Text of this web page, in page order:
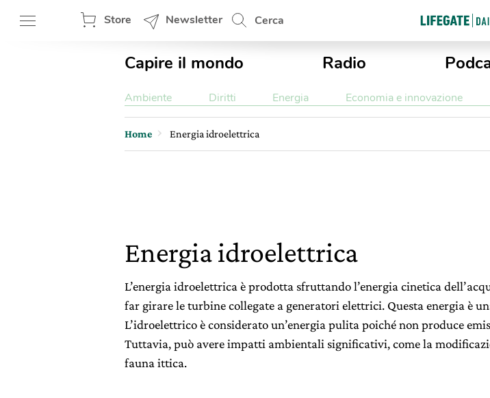
Store Newsletter Cerca
Capire il mondo Radio
Ambiente Diritti Energia Economia e innovazione
Home Energia idroelettrica
Energia idroelettrica
L’energia idroelettrica è prodotta sfruttando l’energia cinetica
far girare le turbine collegate a generatori elettrici. Questa energia è
L’idroelettrico è considerato un’energia pulita poiché non produce
Tuttavia, può avere impatti ambientali significativi, come la
fauna ittica.